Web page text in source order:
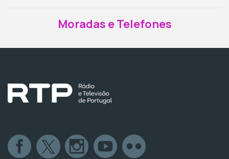
Moradas e Telefones